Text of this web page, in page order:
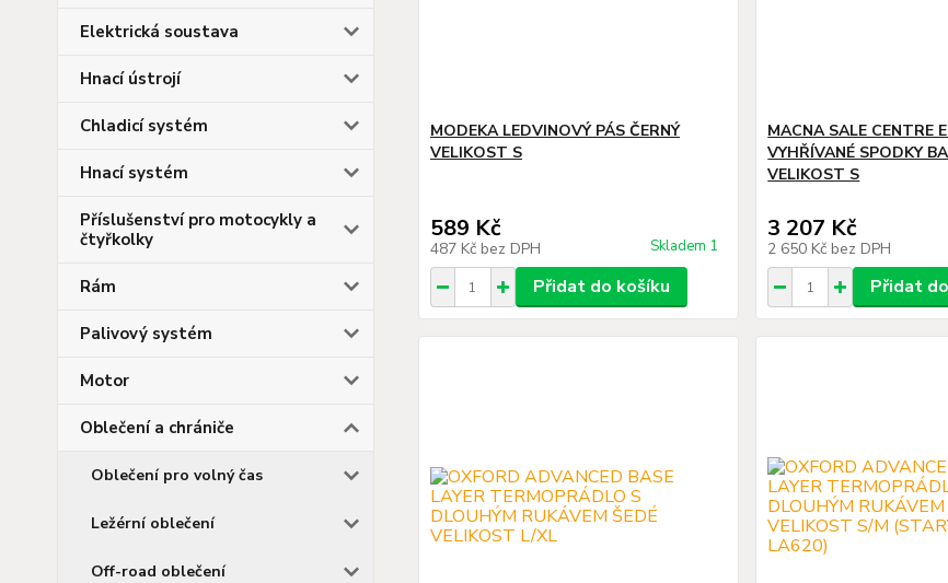
Elektrická soustava
Hnací ústrojí
Chladicí systém
Hnací systém
Příslušenství pro motocykly a
čtyřkolky
Rám
Palivový systém
Motor
Oblečení a chrániče
Oblečení pro volný čas
Ležérní oblečení
Off-road oblečení
MODEKA LEDVINOVÝ PÁS ČERNÝ
VELIKOST S
589 Kč
487 Kč bez DPH Skladem 1
Přidat do košíku
MACNA SALE CENTRE
VYHŘÍVANÉ SPODKY
VELIKOST S
3 207 Kč
2 650 Kč bez DPH
Přidat